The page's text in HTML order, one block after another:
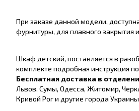
При заказе данной модели,
фурнитуры, для плавного закрытия
Шкаф детский, поставляется в
комплекте подробная инструкция
Бесплатная доставка в
Львов, Сумы, Одесса, Житомир,
Кривой Рог и другие города